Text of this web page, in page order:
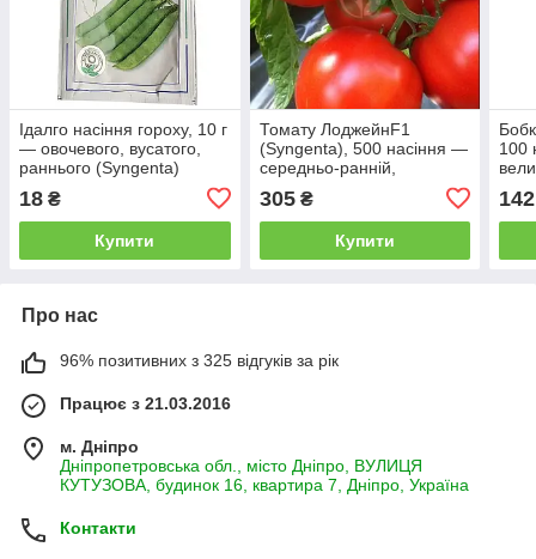
Ідалго насіння гороху, 10 г
— овочевого, вусатого,
раннього (Syngenta)
18 ₴
Купити
Томату ЛоджейнF1
(Syngenta), 500 насіння —
середньо-ранній,
детермінантний, круглий,
фасовка 10.2021, УЦІНКА
305₴
Купити
100
142
Про нас
96% позитивних з 325 відгуків за рік
Працює з 21.03.2016
м. Дніпро
Дніпропетровська обл., місто Дніпро, ВУЛИЦЯ
КУТУЗОВА, будинок 16, квартира 7, Дніпро, Україна
Контакти